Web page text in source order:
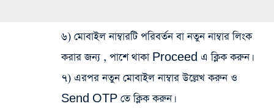
৬) মোবাইল নাম্বারটি পরিবর্তন বা নতুন নাম্বার লিংক
করার জন্য , পাশে থাকা Proceed এ ক্লিক করুন।
৭) এরপর নতুন মোবাইল নাম্বার উল্লেখ করুন ও
Send OTP তে ক্লিক করুন।